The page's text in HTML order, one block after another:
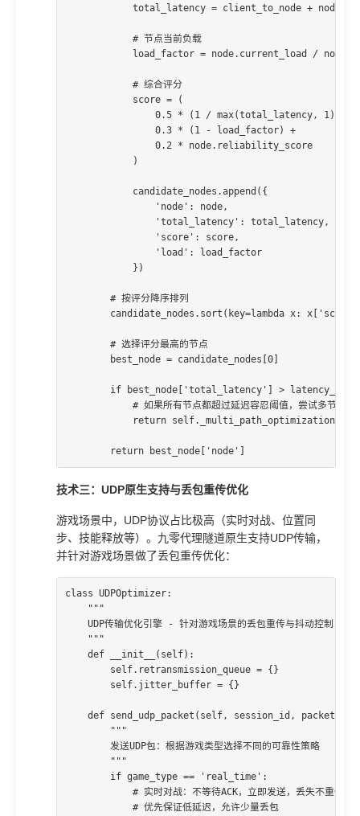
total_latency = client_to_node +
            # 节点当前负载
load_factor = node.current_load /
            # 综合评分
            score = (
                0.5 * (1 / max(total_latency, 1)) +
                0.3 * (1 - load_factor) +
                0.2 * node.reliability_score
            )
            candidate_nodes.append({
                'node': node,
                'total_latency': total_latency,
                'score': score,
                'load': load_factor
            })
        # 按评分降序排列
candidate_nodes.sort(key=lambda x:
        # 选择评分最高的节点
        best_node = candidate_nodes[0]
if best_node['total_latency'] >
# 如果所有节点都超过延迟容忍阈值，尝试多节点并
return
        return best_node['node']
技术三：UDP原生支持与丢包重传优化
游戏场景中，UDP协议占比极高（实时对战、位置同
步、技能释放等）。九零代理隧道原生支持UDP传输，
并针对游戏场景做了丢包重传优化：
class UDPOptimizer:
    """
    UDP传输优化引擎 - 针对游戏场景的丢包重传与抖动控制
    """
    def __init__(self):
        self.retransmission_queue = {}
        self.jitter_buffer = {}
def send_udp_packet(self, session_id, packet,
        """
        发送UDP包：根据游戏类型选择不同的可靠性策略
        """
        if game_type == 'real_time':
            # 实时对战：不等待ACK，立即发送，丢失不重传
            # 优先保证低延迟，允许少量丢包